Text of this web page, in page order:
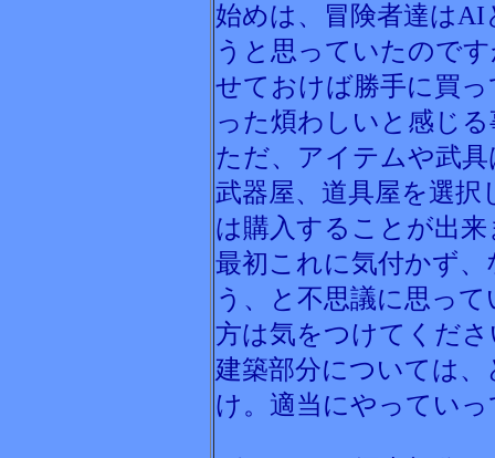
始めは、冒険者達は
うと思っていたので
せておけば勝手に買
った煩わしいと感じ
ただ、アイテムや武
武器屋、道具屋を選
は購入することが出
最初これに気付かず
う、と不思議に思っ
方は気をつけてくださ
建築部分については
け。適当にやってい